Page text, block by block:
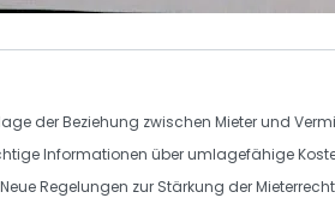
der Beziehung zwischen Mieter und
Informationen über umlagefähige
Neue Regelungen zur Stärkung der